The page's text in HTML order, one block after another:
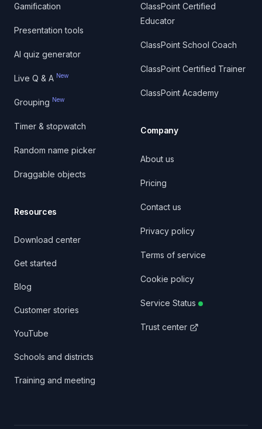
Gamification
Presentation tools
AI quiz generator
Live Q & A New
Grouping New
Timer & stopwatch
Random name picker
Draggable objects
Resources
Download center
Get started
Blog
Customer stories
YouTube
Schools and districts
Training and meeting
ClassPoint Certified
Educator
ClassPoint School Coach
ClassPoint Certified Trainer
ClassPoint Academy
Company
About us
Pricing
Contact us
Privacy policy
Terms of service
Cookie policy
Service Status
Trust center